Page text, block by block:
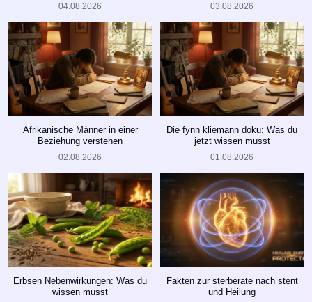
04.08.2026 03.08.2026
Afrikanische Männer in einer
Beziehung verstehen
02.08.2026
Die fynn kliemann doku: Was du
jetzt wissen musst
01.08.2026
Erbsen Nebenwirkungen: Was du
wissen musst
Fakten zur sterberate nach stent
und Heilung